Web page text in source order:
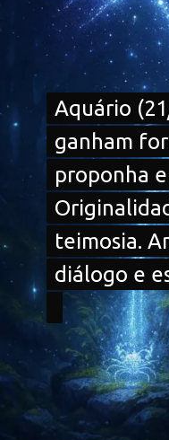
Aquário
ganham
proponha
teimosia.
diálogo e
Aquário
ganham
proponha
teimosia.
diálogo e